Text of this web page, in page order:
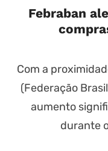
Febraban
Com a
(Federação
aumento
durante